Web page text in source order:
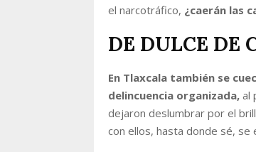
el narcotráfico, ¿caerán las
DE DULCE DE
En Tlaxcala también se
delincuencia organizada, al
dejaron deslumbrar por el
con ellos, hasta donde sé, se